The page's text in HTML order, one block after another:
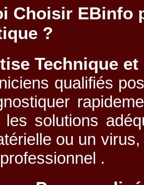
Choisir EBinfo
?
Technique
qualifiés
les solutions
ou un
.